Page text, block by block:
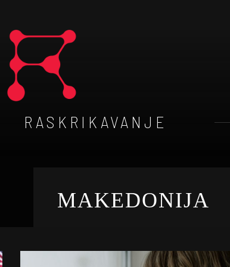
RASKRIKAVANJE
MAKEDONIJA